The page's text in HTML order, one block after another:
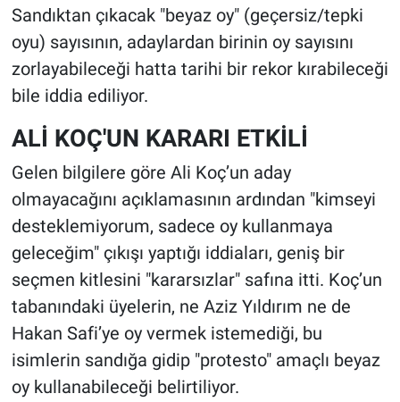
Sandıktan çıkacak "beyaz oy" (geçersiz/tepki
oyu) sayısının, adaylardan birinin oy sayısını
zorlayabileceği hatta tarihi bir rekor kırabileceği
bile iddia ediliyor.
ALİ KOÇ'UN KARARI ETKİLİ
Gelen bilgilere göre Ali Koç’un aday
olmayacağını açıklamasının ardından "kimseyi
desteklemiyorum, sadece oy kullanmaya
geleceğim" çıkışı yaptığı iddiaları, geniş bir
seçmen kitlesini "kararsızlar" safına itti. Koç’un
tabanındaki üyelerin, ne Aziz Yıldırım ne de
Hakan Safi’ye oy vermek istemediği, bu
isimlerin sandığa gidip "protesto" amaçlı beyaz
oy kullanabileceği belirtiliyor.